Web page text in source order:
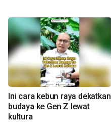
Ini cara kebun raya dekatkan
budaya ke Gen Z lewat
kultura